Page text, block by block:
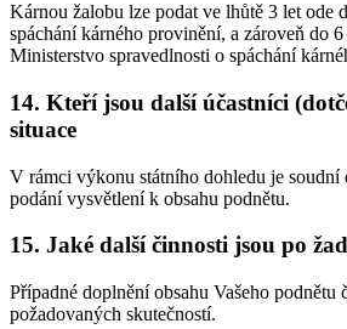
Kárnou žalobu lze podat ve lhůtě 3 let ode
spáchání kárného provinění, a zároveň do
Ministerstvo spravedlnosti o spáchání
14. Kteří jsou další účastníci
situace
V rámci výkonu státního dohledu je soudní
podání vysvětlení k obsahu podnětu.
15. Jaké další činnosti jsou po
Případné doplnění obsahu Vašeho podnětu
požadovaných skutečností.